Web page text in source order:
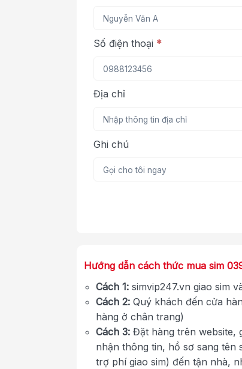
Số điện thoại *
Địa chỉ
Ghi chú
Hướng dẫn cách thức mua sim
Cách 1: simvip247.vn giao sim
Cách 2: Quý khách đến cửa
hàng ở chân trang)
Cách 3: Đặt hàng trên website,
nhận thông tin, hồ sơ sang tên
trợ phí giao sim) đến tận nhà,